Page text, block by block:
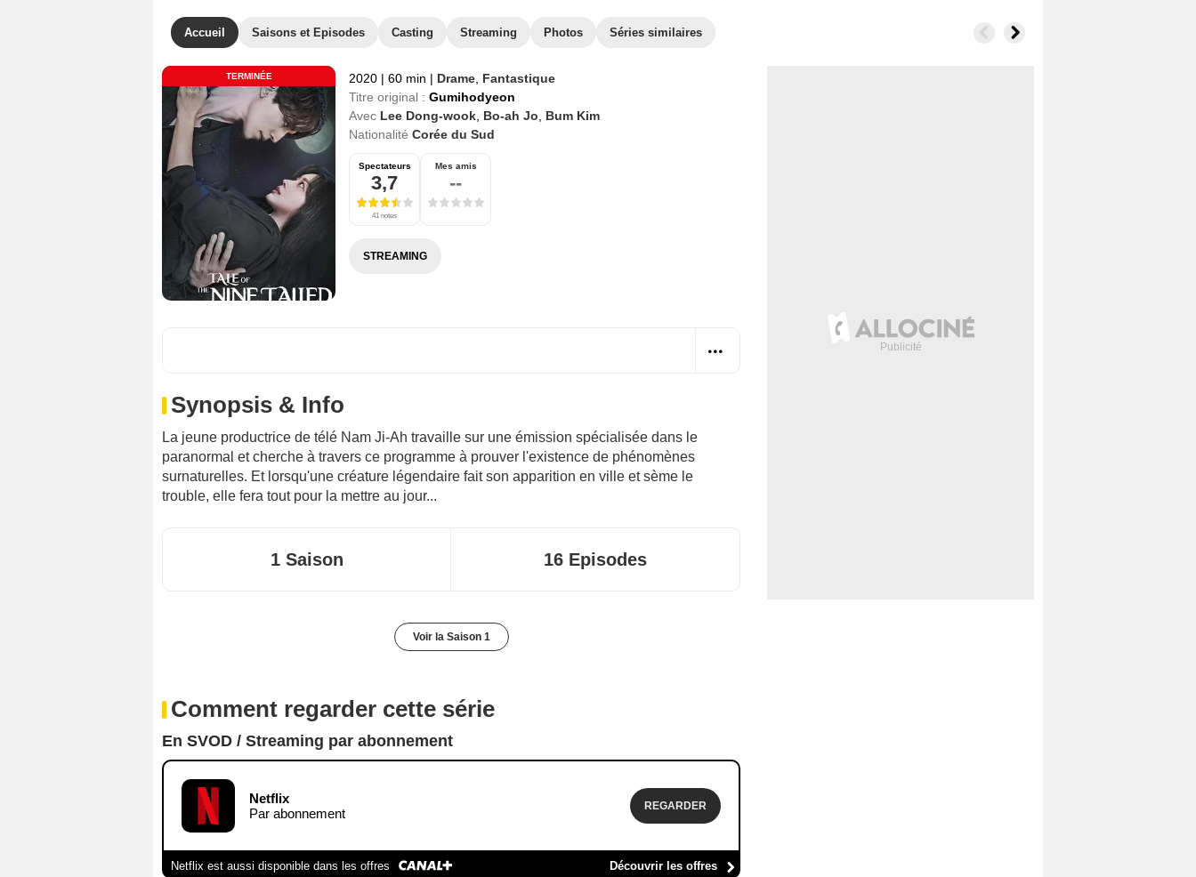
Accueil Saisons et Episodes Casting Streaming Photos Séries similaires
TERMINÉE 2020 | 60 min | Drame Fantastique
Titre original : Gumihodyeon
Avec Lee Dong-wook Bo-ah Jo
Bum Kim
Nationalité Corée du Sud
Spectateurs
3,7
41 notes
Mes amis
--
STREAMING
Synopsis & Info
La jeune productrice de télé Nam Ji-Ah travaille sur une émission spécialisée dans le
paranormal et cherche à travers ce programme à prouver l'existence de phénomènes
surnaturelles. Et lorsqu'une créature légendaire fait son apparition en ville et sème le
trouble, elle fera tout pour la mettre au jour...
1 Saison 16 Episodes
Voir la Saison 1
Comment regarder cette série
En SVOD / Streaming par abonnement
Netflix
Par abonnement
REGARDER
Netflix est aussi disponible dans les offres Découvrir les offres